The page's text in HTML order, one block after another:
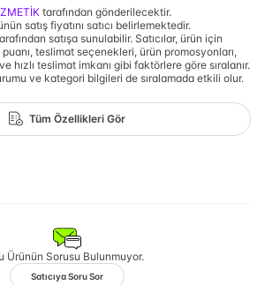
tarafından gönderilecektir.
satış fiyatını satıcı belirlemektedir.
satışa sunulabilir. Satıcılar, ürün için
teslimat seçenekleri, ürün promosyonları,
hızlı teslimat imkanı gibi faktörlere göre sıralanır.
ve kategori bilgileri de sıralamada etkili olur.
Tüm Özellikleri Gör
Ürünün Sorusu Bulunmuyor.
Satıcıya Soru Sor